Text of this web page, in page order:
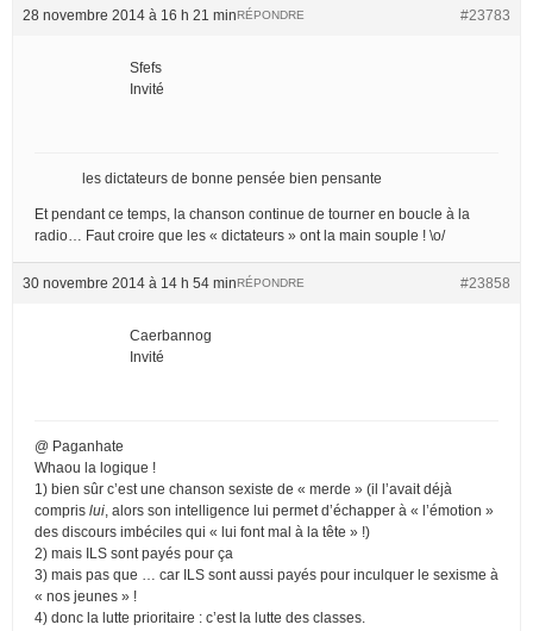
28 novembre 2014 à 16 h 21 min #23783
RÉPONDRE
Sfefs
Invité
les dictateurs de bonne pensée bien pensante
Et pendant ce temps, la chanson continue de tourner en boucle à la
radio… Faut croire que les « dictateurs » ont la main souple ! \o/
30 novembre 2014 à 14 h 54 min #23858
RÉPONDRE
Caerbannog
Invité
@ Paganhate
Whaou la logique !
1) bien sûr c’est une chanson sexiste de « merde » (il l’avait déjà
compris lui , alors son intelligence lui permet d’échapper à « l’émotion »
des discours imbéciles qui « lui font mal à la tête » !)
2) mais ILS sont payés pour ça
3) mais pas que … car ILS sont aussi payés pour inculquer le sexisme à
« nos jeunes » !
4) donc la lutte prioritaire : c’est la lutte des classes.